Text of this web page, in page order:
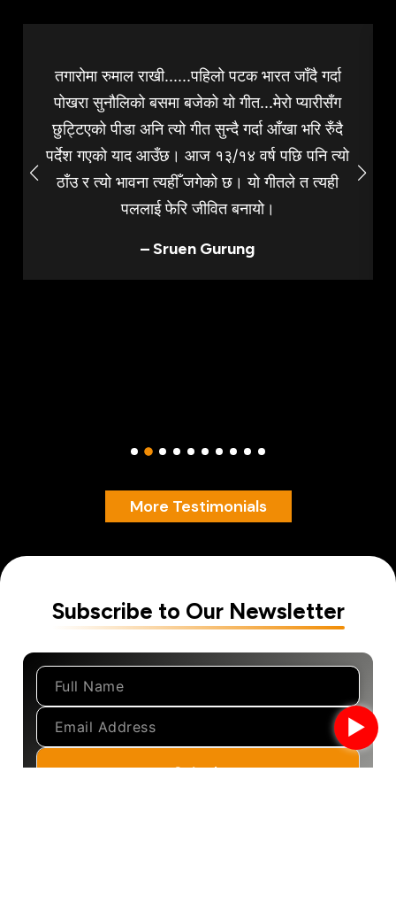
तगारोमा रुमाल राखी......पहिलो पटक भारत जाँदै गर्दा
पोखरा सुनौलिको बसमा बजेको यो गीत...मेरो प्यारीसँग
छुट्टिएको पीडा अनि त्यो गीत सुन्दै गर्दा आँखा भरि रुँदै
पर्देश गएको याद आउँछ। आज १३/१४ वर्ष पछि पनि त्यो
ठाँउ र त्यो भावना त्यहीँ जगेको छ। यो गीतले त त्यही
पललाई फेरि जीवित बनायो।
– Sruen Gurung
More Testimonials
Subscribe to Our Newsletter
►